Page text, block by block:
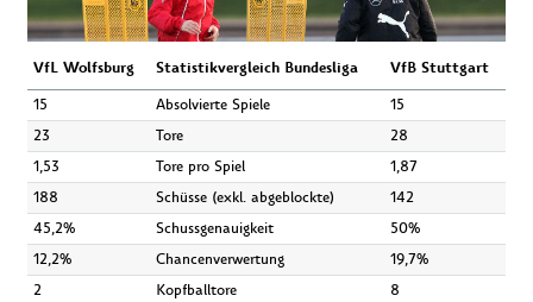
VfL Wolfsburg Statistikvergleich Bundesliga VfB Stuttgart
15 Absolvierte Spiele
15
23
Tore
28
1,53
Tore pro Spiel
1,87
188
Schüsse (exkl. abgeblockte)
142
45,2%
Schussgenauigkeit
50%
12,2%
Chancenverwertung
19,7%
2
Kopfballtore
8